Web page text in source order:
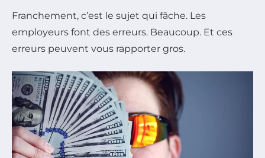
Franchement, c’est le sujet qui fâche. Les
employeurs font des erreurs. Beaucoup. Et ces
erreurs peuvent vous rapporter gros.